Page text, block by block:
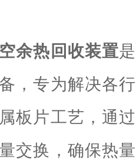
余热回收装置
，专为解决各
板片工艺，通
交换，确保热